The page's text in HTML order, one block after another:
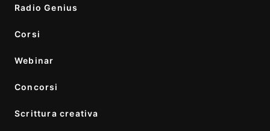
Radio Genius
Corsi
Webinar
Concorsi
Scrittura creativa